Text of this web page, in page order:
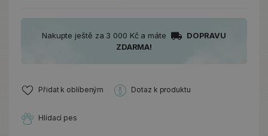
Nakupte ještě za 3 000 Kč a máte
DOPRAVU
ZDARMA!
Přidat k oblíbeným Dotaz k produktu
Hlídací pes